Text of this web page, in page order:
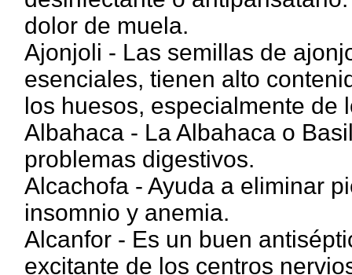
dolor de muela.
Ajonjoli - Las semillas de
esenciales, tienen alto
los huesos, especialmente de
Albahaca - La Albahaca o
problemas digestivos.
Alcachofa - Ayuda a eliminar
insomnio y anemia.
Alcanfor - Es un buen
excitante de los centros